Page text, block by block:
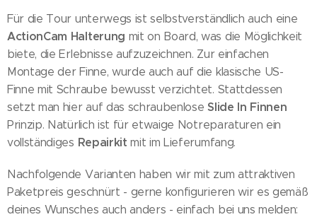
Für die Tour unterwegs ist selbstverständlich auch eine
ActionCam Halterung mit on Board, was die Möglichkeit
biete, die Erlebnisse aufzuzeichnen. Zur einfachen
Montage der Finne, wurde auch auf die klasische US-
Finne mit Schraube bewusst verzichtet. Stattdessen
setzt man hier auf das schraubenlose Slide In Finnen
Prinzip. Natürlich ist für etwaige Notreparaturen ein
vollständiges Repairkit mit im Lieferumfang.
Nachfolgende Varianten haben wir mit zum attraktiven
Paketpreis geschnürt - gerne konfigurieren wir es gemäß
deines Wunsches auch anders - einfach bei uns melden: